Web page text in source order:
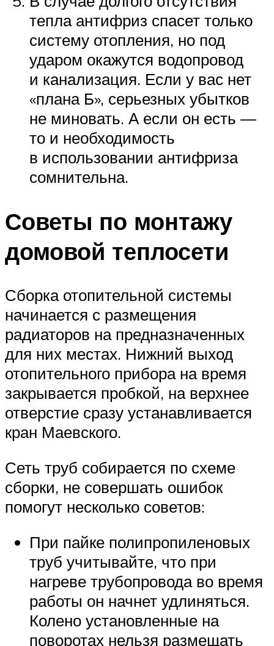
тепла антифриз спасет только
систему отопления, но под
ударом окажутся водопровод
и канализация. Если у вас нет
«плана Б», серьезных убытков
не миновать. А если он есть —
то и необходимость
в использовании антифриза
сомнительна.
Советы по монтажу
домовой теплосети
Сборка отопительной системы
начинается с размещения
радиаторов на предназначенных
для них местах. Нижний выход
отопительного прибора на время
закрывается пробкой, на верхнее
отверстие сразу устанавливается
кран Маевского.
Сеть труб собирается по схеме
сборки, не совершать ошибок
помогут несколько советов:
При пайке полипропиленовых
труб учитывайте, что при
нагреве трубопровода во время
работы он начнет удлиняться.
Колено установленные на
поворотах нельзя размещать